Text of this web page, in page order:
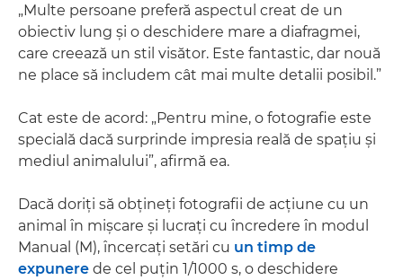
„Multe persoane preferă aspectul creat de un
obiectiv lung şi o deschidere mare a diafragmei,
care creează un stil visător. Este fantastic, dar nouă
ne place să includem cât mai multe detalii posibil.”
Cat este de acord: „Pentru mine, o fotografie este
specială dacă surprinde impresia reală de spaţiu şi
mediul animalului”, afirmă ea.
Dacă doriţi să obţineţi fotografii de acţiune cu un
animal în mişcare şi lucraţi cu încredere în modul
Manual (M), încercaţi setări cu un timp de
expunere de cel puţin 1/1000 s, o deschidere